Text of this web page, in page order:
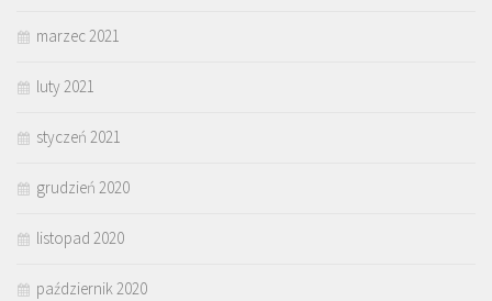
marzec 2021
luty 2021
styczeń 2021
grudzień 2020
listopad 2020
październik 2020